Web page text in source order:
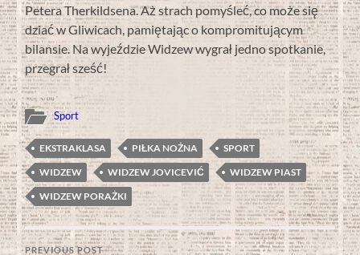
Petera Therkildsena. Aż strach pomyśleć, co może się
dziać w Gliwicach, pamiętając o kompromitującym
bilansie. Na wyjeździe Widzew wygrał jedno spotkanie,
przegrał sześć!
Sport
EKSTRAKLASA PIŁKA NOŻNA
SPORT
WIDZEW
WIDZEW JOVICEVIĆ
WIDZEW PIAST
WIDZEW PORAŻKI
PREVIOUS POST